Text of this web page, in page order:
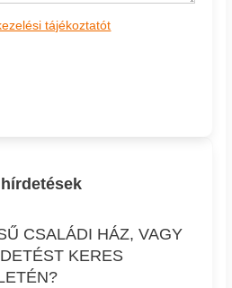
tájékoztatót
CSALÁDI HÁZ, VAGY
KERES